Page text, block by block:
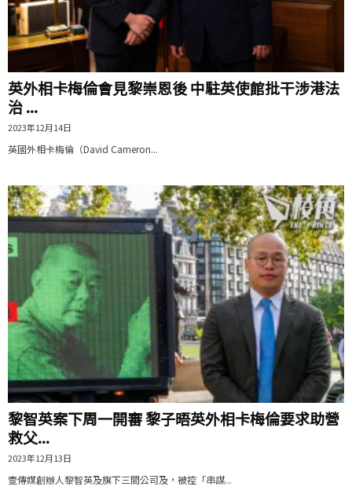
英外相卡梅倫會見黎崇恩後 中駐英使館批干涉港法
治 ...
2023年12月14日
英國外相卡梅倫（David Cameron...
黎智英案下周一開審 黎子晤英外相卡梅倫要求助營
救父...
2023年12月13日
壹傳媒創辦人黎智英及旗下三間公司及，被控「串謀...